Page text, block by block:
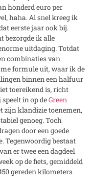
honderd euro per
haha. Al snel kreeg ik
eerste jaar ook bij.
bezorgde ik alle
uitdaging. Totdat
combinaties van
formule uit, waar ik de
binnen een halfuur
toereikend is, richt
in op deGreen
zijn klandizie toenemen,
genoeg. Toch
door een goede
Tegenwoordig bestaat
er twee een dagdeel
op de fiets, gemiddeld
gereden kilometers